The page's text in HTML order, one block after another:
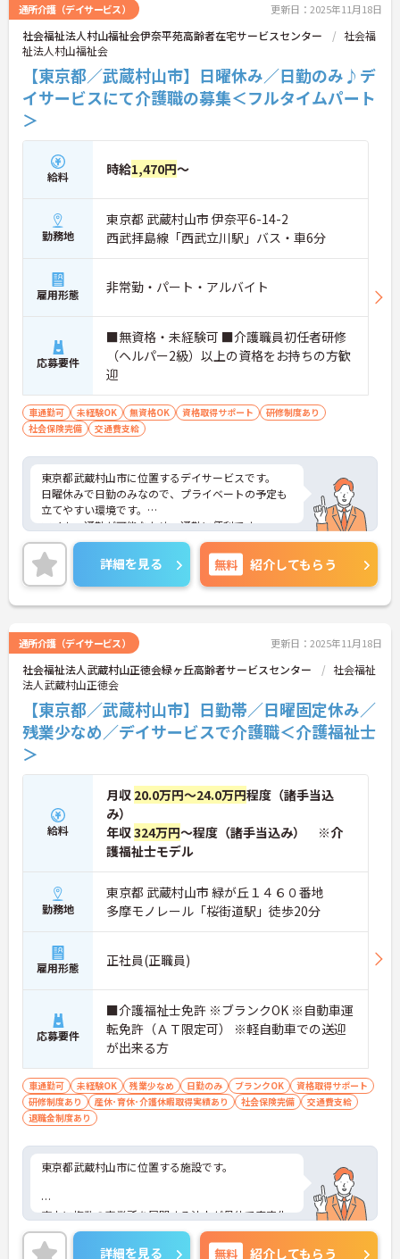
通所介護（デイサービス） 更新日：2025年11月18日
社会福祉法人村山福祉会伊奈平苑高齢者在宅サービスセンター
社会福
祉法人村山福祉会
【東京都／武蔵村山市】日曜休み／日勤のみ♪デ
イサービスにて介護職の募集＜フルタイムパート
＞
給料 時給1,470円～
勤務地
東京都 武蔵村山市 伊奈平6-14-2
西武拝島線「西武立川駅」バス・車6分
雇用形態 非常勤・パート・アルバイト
応募要件
■無資格・未経験可 ■介護職員初任者研修
（ヘルパー2級）以上の資格をお持ちの方歓
迎
車通勤可 未経験OK 無資格OK 資格取得サポート
研修制度あり
社会保険完備
交通費支給
東京都武蔵村山市に位置するデイサービスです。
日曜休みで日勤のみなので、プライベートの予定も
立てやすい環境です。
マイカー通勤が可能なため、通勤に便利です。
ご興味をお持ちの方はお気軽にお問い合わせくださ
い。
詳細を見る 無料 紹介してもらう
通所介護（デイサービス） 更新日：2025年11月18日
社会福祉法人武蔵村山正徳会緑ヶ丘高齢者サービスセンター
社会福祉
法人武蔵村山正徳会
【東京都／武蔵村山市】日勤帯／日曜固定休み／
残業少なめ／デイサービスで介護職＜介護福祉士
＞
給料
月収 20.0万円～24.0万円程度（諸手当込
み）
年収324万円～程度（諸手当込み） ※介
護福祉士モデル
勤務地
東京都 武蔵村山市 緑が丘１４６０番地
多摩モノレール「桜街道駅」徒歩20分
雇用形態 正社員(正職員)
応募要件
■介護福祉士免許 ※ブランクOK ※自動車運
転免許（ＡＴ限定可） ※軽自動車での送迎
が出来る方
車通勤可 未経験OK 残業少なめ 日勤のみ ブランクOK
資格取得サポート
研修制度あり
産休･育休･介護休暇取得実績あり 社会保険完備
交通費支給
退職金制度あり
東京都武蔵村山市に位置する施設です。
市内に複数の事業所を展開する法人が母体で安定化
は抜群です。明るく家庭的な雰囲気を有し、地域や
家庭との結び付きを重視した運営を行っておりま
詳細を見る 無料 紹介してもらう